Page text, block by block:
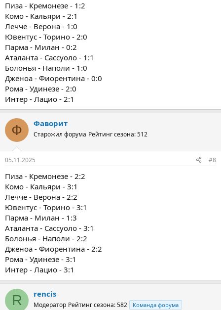
Пиза - Кремонезе - 1:2
Комо - Кальяри - 2:1
Лечче - Верона - 1:0
Ювентус - Торино - 2:0
Парма - Милан - 0:2
Аталанта - Сассуоло - 1:1
Болонья - Наполи - 1:0
Дженоа - Фиорентина - 0:0
Рома - Удинезе - 2:0
Интер - Лацио - 2:1
Ф Фаворит
Старожил форума Рейтинг сезона: 512
05.11.2025 #8
Пиза - Кремонезе - 2:2
Комо - Кальяри - 3:1
Лечче - Верона - 2:2
Ювентус - Торино - 3:1
Парма - Милан - 1:3
Аталанта - Сассуоло - 3:1
Болонья - Наполи - 2:2
Дженоа - Фиорентина - 2:2
Рома - Удинезе - 3:1
Интер - Лацио - 3:1
R rencis
Модератор Рейтинг сезона: 582 Команда форума